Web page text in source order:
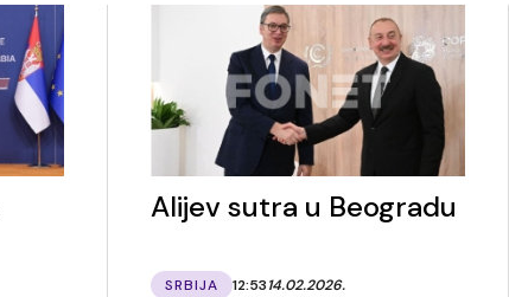
Alijev sutra u Beogradu
SRBIJA 12:5314.02.2026.